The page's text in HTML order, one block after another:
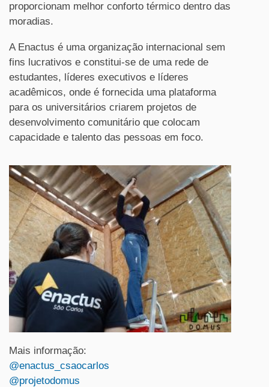
proporcionam melhor conforto térmico dentro das
moradias.
A Enactus é uma organização internacional sem
fins lucrativos e constitui-se de uma rede de
estudantes, líderes executivos e líderes
acadêmicos, onde é fornecida uma plataforma
para os universitários criarem projetos de
desenvolvimento comunitário que colocam
capacidade e talento das pessoas em foco.
Mais informação:
@enactus_csaocarlos
@projetodomus